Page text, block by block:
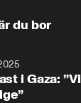
du bor
i Gaza: